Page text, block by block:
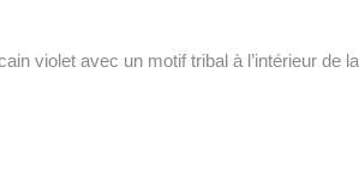
violet avec un motif tribal à l’intérieur de la